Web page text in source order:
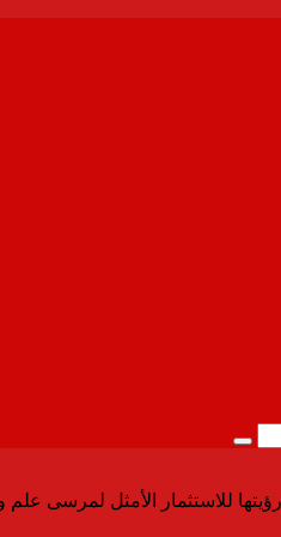
بحث
للاستثمار الأمثل لمرسى علم